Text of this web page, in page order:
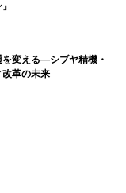
変える―シブヤ精機・
革の未来